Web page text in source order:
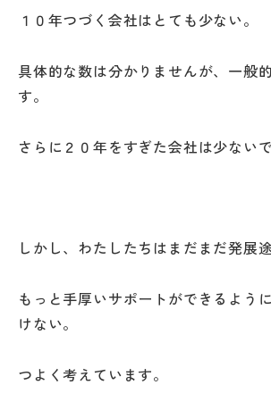
１０年つづく会社はとても少ない。
具体的な数は分かりませんが、一般
す。
さらに２０年をすぎた会社は少ないで
しかし、わたしたちはまだまだ発展
もっと手厚いサポートができるよう
けない。
つよく考えています。